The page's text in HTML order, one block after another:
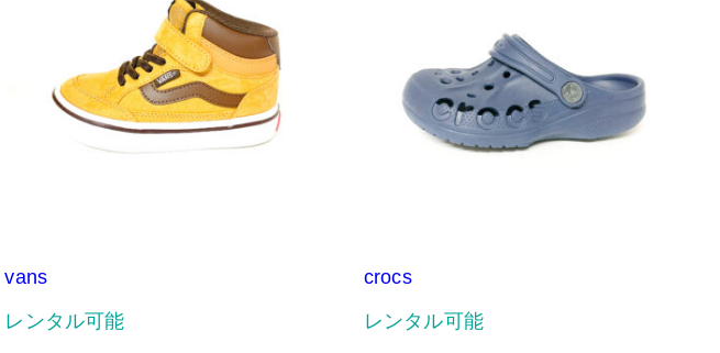
vans
レンタル可能
crocs
レンタル可能